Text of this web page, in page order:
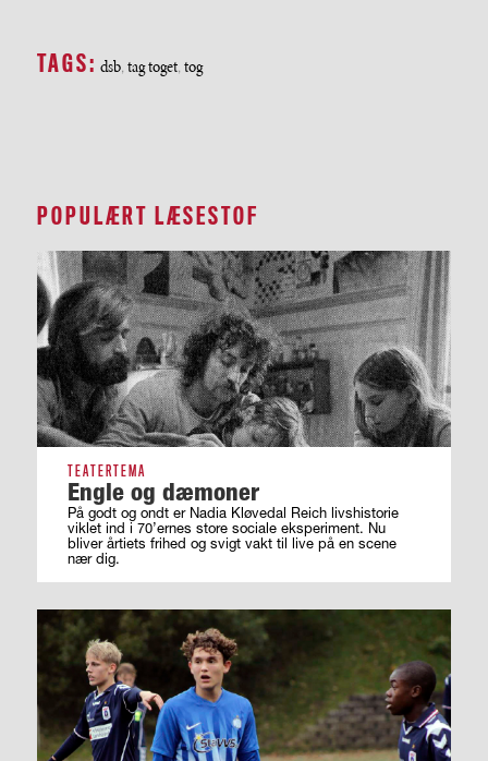
TAGS: dsb, tag toget, tog
POPULÆRT LÆSESTOF
TEATERTEMA
Engle og dæmoner
På godt og ondt er Nadia Kløvedal Reich livshistorie
viklet ind i 70’ernes store sociale eksperiment. Nu
bliver årtiets frihed og svigt vakt til live på en scene
nær dig.